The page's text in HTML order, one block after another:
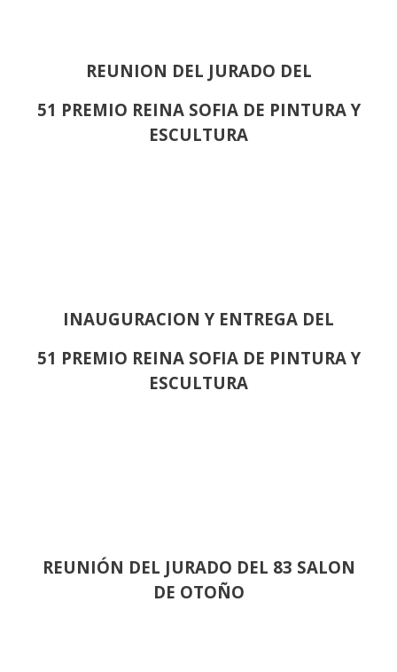
REUNION DEL JURADO DEL
51 PREMIO REINA SOFIA DE PINTURA Y
ESCULTURA
INAUGURACION Y ENTREGA DEL
51 PREMIO REINA SOFIA DE PINTURA Y
ESCULTURA
REUNIÓN DEL JURADO DEL 83 SALON
DE OTOÑO